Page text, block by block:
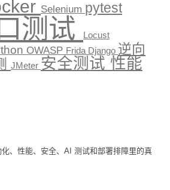
Selenium pytest
测试 Locust
OWASP Frida Django 逆向
JMeter 安全测试 性能
、性能、安全、AI 测试和部署排障里的真